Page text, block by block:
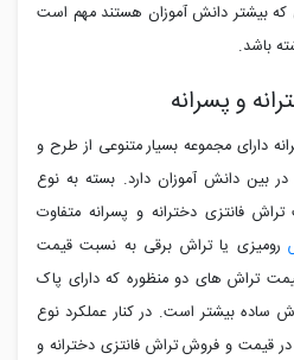
بیشتر دانش آموزان هستند مهم است
باشد.
و پسرانه
دارای مجموعه بسیار متنوعی از طرح و
بین دانش آموزان دارد. بسته به نوع
فانتزی دخترانه و پسرانه متفاوت
رومیزی یا تراش برقی به نسبت قیمت
تراش های دو منظوره که دارای پاک
بیشتر است. در کنار عملکرد نوع
قیمت و فروش تراش فانتزی دخترانه و